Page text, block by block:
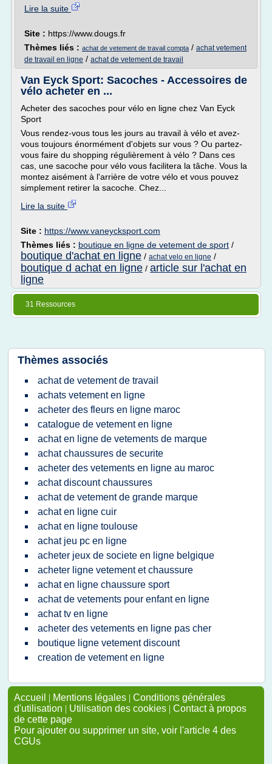
Lire la suite
Site : https://www.dougs.fr
Thèmes liés : achat de vetement de travail compta / achat vetement
de travail en ligne / achat de vetement de travail
Van Eyck Sport: Sacoches - Accessoires de
vélo acheter en ...
Acheter des sacoches pour vélo en ligne chez Van Eyck
Sport
Vous rendez-vous tous les jours au travail à vélo et avez-
vous toujours énormément d'objets sur vous ? Ou partez-
vous faire du shopping régulièrement à vélo ? Dans ces
cas, une sacoche pour vélo vous facilitera la tâche. Vous la
montez aisément à l'arrière de votre vélo et vous pouvez
simplement retirer la sacoche. Chez...
Lire la suite
Site : https://www.vaneycksport.com
Thèmes liés : boutique en ligne de vetement de sport /
boutique d'achat en ligne / achat velo en ligne /
boutique d achat en ligne / article sur l'achat en
ligne
31 Ressources
Thèmes associés
achat de vetement de travail
achats vetement en ligne
acheter des fleurs en ligne maroc
catalogue de vetement en ligne
achat en ligne de vetements de marque
achat chaussures de securite
acheter des vetements en ligne au maroc
achat discount chaussures
achat de vetement de grande marque
achat en ligne cuir
achat en ligne toulouse
achat jeu pc en ligne
acheter jeux de societe en ligne belgique
acheter ligne vetement et chaussure
achat en ligne chaussure sport
achat de vetements pour enfant en ligne
achat tv en ligne
acheter des vetements en ligne pas cher
boutique ligne vetement discount
creation de vetement en ligne
Accueil | Mentions légales | Conditions générales
d'utilisation | Utilisation des cookies | Contact à propos
de cette page
Pour ajouter ou supprimer un site, voir l'article 4 des
CGUs